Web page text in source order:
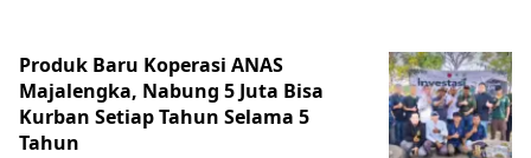
Produk Baru Koperasi ANAS
Majalengka, Nabung 5 Juta Bisa
Kurban Setiap Tahun Selama 5
Tahun